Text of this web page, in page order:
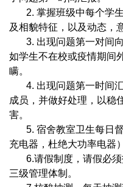
2. 掌握班级中每个学
及相貌特征，以及动态，
3. 出现问题第一对间
如学生不在校或疫情期间
瞒。
4. 出现问题第一时间
成员，并做好处理，以稳
害。
5. 宿舍教室卫生每日
充电器，杜绝大功率电器
6.请假制度，请假必
三级管理体制。